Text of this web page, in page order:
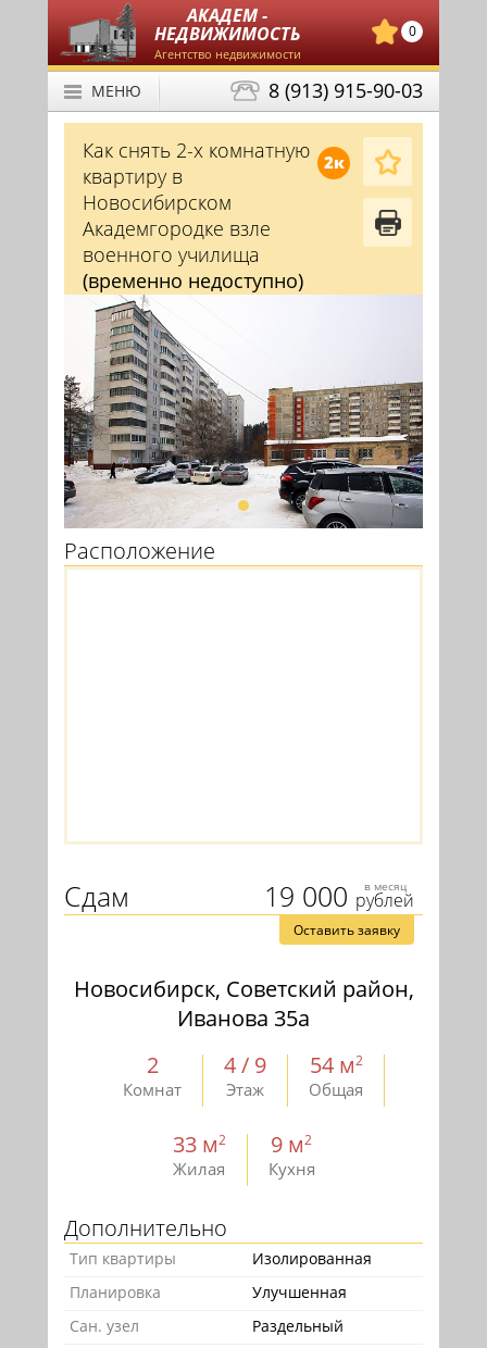
АКАДЕМ -
НЕДВИЖИМОСТЬ
Агентство недвижимости
0
8 (913) 915-90-03
МЕНЮ
2к
Как снять 2-х комнатную
квартиру в
Новосибирском
Академгородке взле
военного училища
(временно недоступно)
Расположение
19 000 в месяц
рублей
Сдам
Оставить заявку
Новосибирск, Советский район,
Иванова 35а
2
Комнат
4 / 9
Этаж
54 м2
Общая
33 м2
Жилая
9 м2
Кухня
Дополнительно
Тип квартиры
Изолированная
Планировка
Улучшенная
Сан. узел
Раздельный